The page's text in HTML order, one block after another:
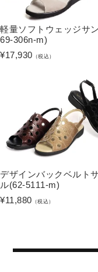
軽量ソフトウェッジサ
69-306n-m)
¥17,930 （税込）
デザインバックベルト
ル(62-5111-m)
¥11,880 （税込）